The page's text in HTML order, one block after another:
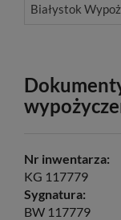
Białystok
Nr inwentarza:
KG 117779
Sygnatura:
BW 117779